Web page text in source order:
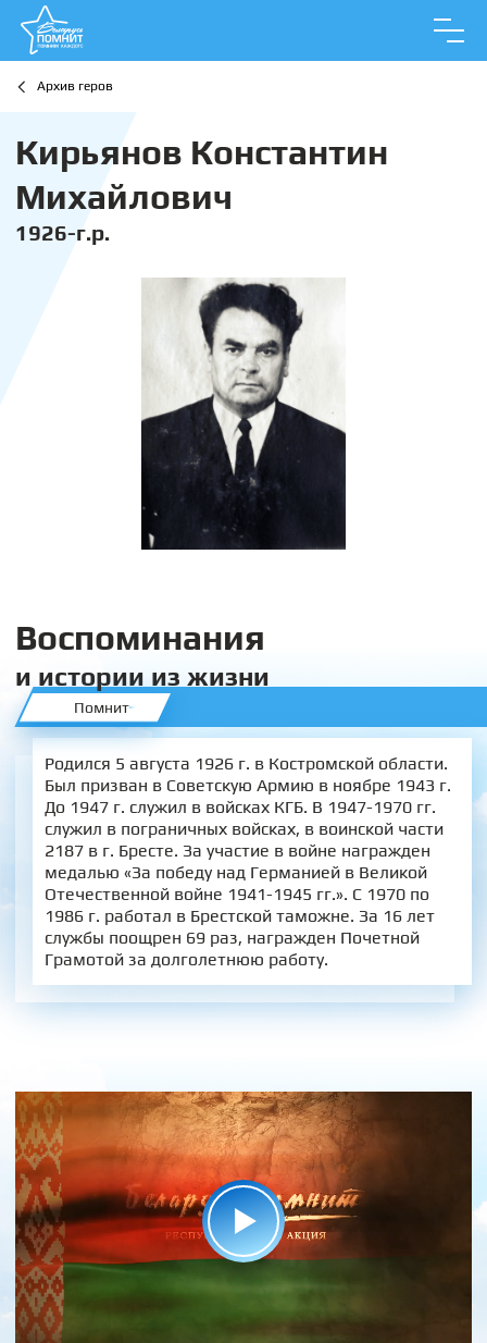
Архив геров
Кирьянов Константин
Михайлович
1926-г.р.
Воспоминания
и истории из жизни
Помнит
Родился 5 августа 1926 г. в Костромской области.
Был призван в Советскую Армию в ноябре 1943 г.
До 1947 г. служил в войсках КГБ. В 1947-1970 гг.
служил в пограничных войсках, в воинской части
2187 в г. Бресте. За участие в войне награжден
медалью «За победу над Германией в Великой
Отечественной войне 1941-1945 гг.». С 1970 по
1986 г. работал в Брестской таможне. За 16 лет
службы поощрен 69 раз, награжден Почетной
Грамотой за долголетнюю работу.